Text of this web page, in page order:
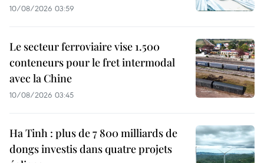
10/08/2026 03:59
Le secteur ferroviaire vise 1.500
conteneurs pour le fret intermodal
avec la Chine
10/08/2026 03:45
Ha Tinh : plus de 7 800 milliards de
dongs investis dans quatre projets